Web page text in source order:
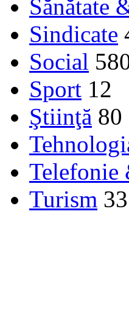
Sănătate
Sindicate
Social
Sport 12
Ştiinţă 80
Telefonie
Turism 33